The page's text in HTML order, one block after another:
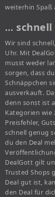
weiterhin Spaß
… schnell
Wir sind
Uhr. Mit
musst weder
sorgen, dass
Schnäppchen
ausverkauft.
denn sonst ist
Kategorien wie
Preisfehler,
schnell genug
du den Deal
DealGott gilt
Trusted Shops
Deal gut ist,
den Deal für